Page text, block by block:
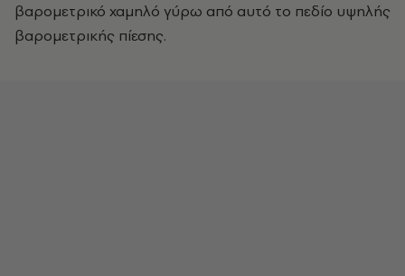
βαρομετρικό χαμηλό γύρω από αυτό το πεδίο υψηλής
βαρομετρικής πίεσης.